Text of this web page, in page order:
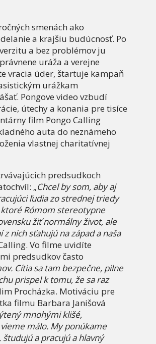
smenách ako
a krajšiu budúcnosť. Po
a bez problémov ju
uráža a verejne
vracia úder, štartuje kampaň
urážkam
Pongove video vzbudí
útechy a konania pre tisíce
film Pongo Calling
auta do neznámeho
vlastnej charitatívnej
predsudkoch
„Chcel by som, aby aj
ľudia zo strednej triedy
Rómom stereotypne
žiť normálny život, ale
nich sťahujú na západ a naša
Vo filme uvidíte
predsudkov často
Cítia sa tam bezpečne, pilne
prispel k tomu, že sa raz
Procházka. Motiváciu pre
filmu Barbara Janišová
mnohými klišé,
málo. My ponúkame
a pracujú a hlavný